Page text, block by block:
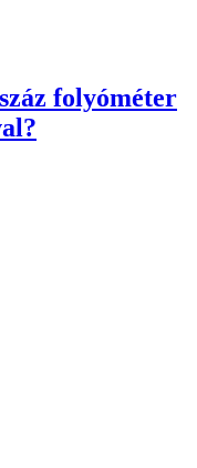
folyóméter